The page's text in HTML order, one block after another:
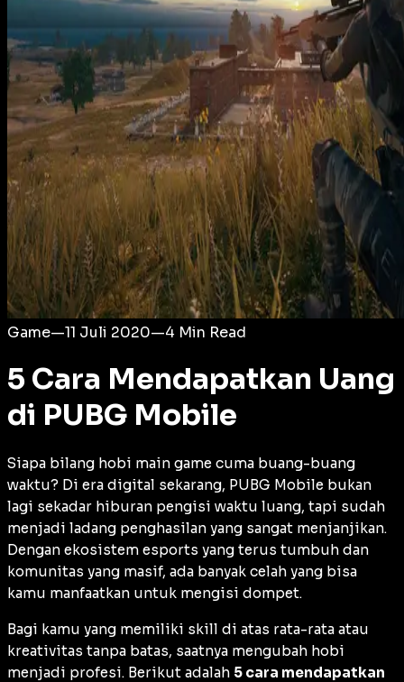
Game—11 Juli 2020—4 Min Read
5 Cara Mendapatkan Uang
di PUBG Mobile
Siapa bilang hobi main game cuma buang-buang
waktu? Di era digital sekarang, PUBG Mobile bukan
lagi sekadar hiburan pengisi waktu luang, tapi sudah
menjadi ladang penghasilan yang sangat menjanjikan.
Dengan ekosistem esports yang terus tumbuh dan
komunitas yang masif, ada banyak celah yang bisa
kamu manfaatkan untuk mengisi dompet.
Bagi kamu yang memiliki skill di atas rata-rata atau
kreativitas tanpa batas, saatnya mengubah hobi
menjadi profesi. Berikut adalah 5 cara mendapatkan